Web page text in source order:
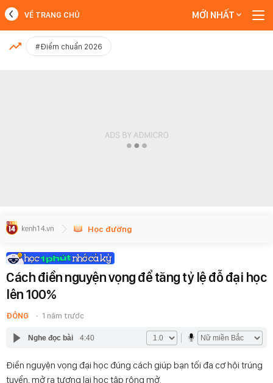
MỚI NHẤT
VỀ TRANG CHỦ MỚI NHẤT
#Điểm chuẩn 2026
Học đường
Cách điền nguyện vọng để tăng tỷ lệ đỗ đại học
lên 100%
ĐÔNG 1 năm trước
Nghe đọc bài 4:40
Điền nguyện vọng đại học đúng cách giúp bạn tối đa cơ hội trúng
tuyển, mở ra tương lai học tập rộng mở.